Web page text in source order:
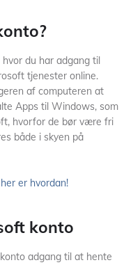
du har adgang til
tjenester online.
af computeren at
Apps til Windows, som
hvorfor de bør være fri
både i skyen på
er hvordan!
konto
adgang til at hente